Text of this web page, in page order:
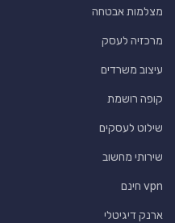
מצלמות אבטחה
מרכזיה לעסק
עיצוב משרדים
קופה רושמת
שילוט לעסקים
שירותי מחשוב
vpn חינם
ארנק דיגיטלי